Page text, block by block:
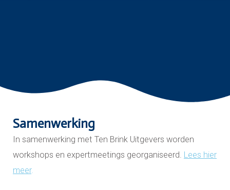
Samenwerking
In samenwerking met Ten Brink Uitgevers worden
workshops en expertmeetings georganiseerd. Lees hier
meer.